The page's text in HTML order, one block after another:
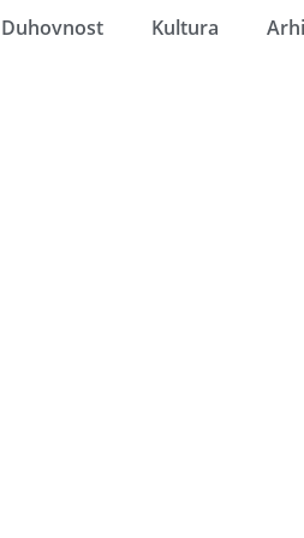
Duhovnost Kultura